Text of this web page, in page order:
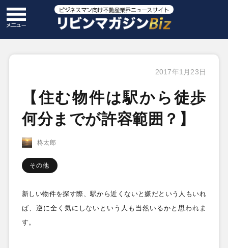
2017年1月23日
【住む物件は駅から徒歩
何分までが許容範囲？】
柊太郎
その他
新しい物件を探す際、駅から近くないと嫌だという人もいれ
ば、逆に全く気にしないという人も当然いるかと思われま
す。